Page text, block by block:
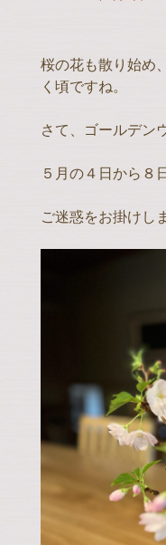
桜の花も散り始め
く頃ですね。
さて、ゴールデン
５月の４日から８
ご迷惑をお掛けし